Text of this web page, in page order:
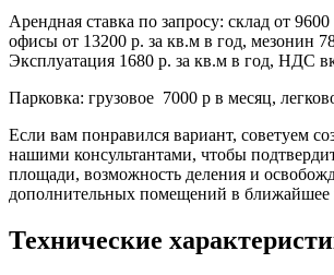
Арендная ставка по запросу: склад от
офисы от 13200 р. за кв.м в год, мезонин
Эксплуатация 1680 р. за кв.м в год, НДС
Парковка: грузовое 7000 р в месяц,
Если вам понравился вариант, советуем
нашими консультантами, чтобы
площади, возможность деления и
дополнительных помещений в ближайшее
Технические